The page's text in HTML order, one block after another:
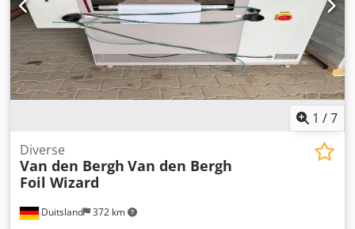
zijn origineel, die van binnen ook, de foto’s van de
mangaten zijn archieffoto’s. Locatie: Rotterdam. Alle
gegevens zonder garantie, fouten en tussentijdse verkoop
voorbehouden. Cedpexzq Dyefx Agyjha
1 /7
Duitsland 372 km
Diverse
Van den Bergh Van den Bergh
Foil Wizard